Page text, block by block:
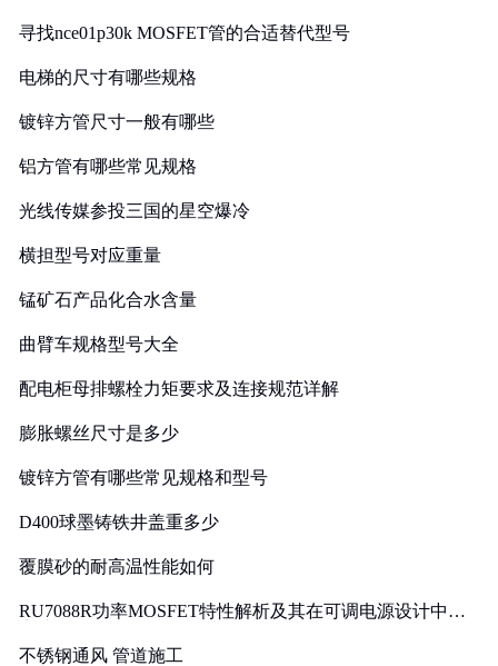
寻找nce01p30k MOSFET管的合适替代型号
电梯的尺寸有哪些规格
镀锌方管尺寸一般有哪些
铝方管有哪些常见规格
光线传媒参投三国的星空爆冷
横担型号对应重量
锰矿石产品化合水含量
曲臂车规格型号大全
配电柜母排螺栓力矩要求及连接规范详解
膨胀螺丝尺寸是多少
镀锌方管有哪些常见规格和型号
D400球墨铸铁井盖重多少
覆膜砂的耐高温性能如何
RU7088R功率MOSFET特性解析及其在可调电源设计中的
不锈钢通风 管道施工